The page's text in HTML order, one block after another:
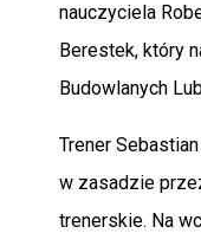
nauczyciela
Berestek, który
Budowlanych
Trener
w zasadzie
trenerskie. Na